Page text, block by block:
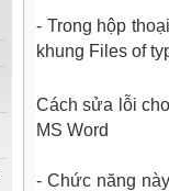
- Trong hộp
khung Files of
Cách sửa lỗi
MS Word
- Chức năng